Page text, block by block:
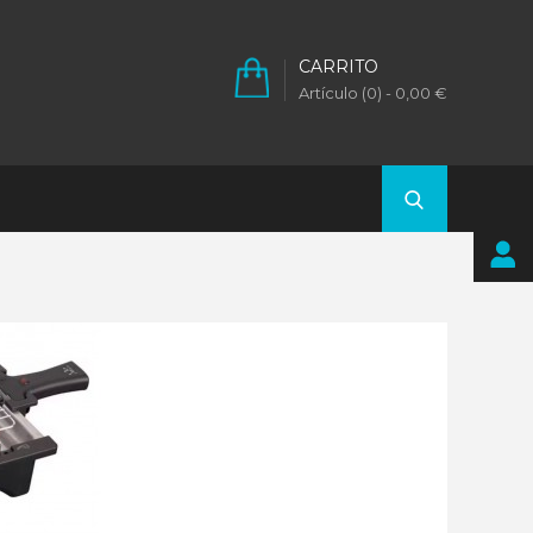
CARRITO
Artículo (0) - 0,00 €